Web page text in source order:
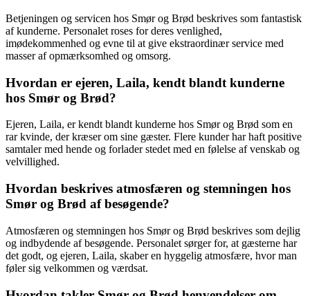
Betjeningen og servicen hos Smør og Brød beskrives som fantastisk
af kunderne. Personalet roses for deres venlighed,
imødekommenhed og evne til at give ekstraordinær service med
masser af opmærksomhed og omsorg.
Hvordan er ejeren, Laila, kendt blandt kunderne
hos Smør og Brød?
Ejeren, Laila, er kendt blandt kunderne hos Smør og Brød som en
rar kvinde, der kræser om sine gæster. Flere kunder har haft positive
samtaler med hende og forlader stedet med en følelse af venskab og
velvillighed.
Hvordan beskrives atmosfæren og stemningen hos
Smør og Brød af besøgende?
Atmosfæren og stemningen hos Smør og Brød beskrives som dejlig
og indbydende af besøgende. Personalet sørger for, at gæsterne har
det godt, og ejeren, Laila, skaber en hyggelig atmosfære, hvor man
føler sig velkommen og værdsat.